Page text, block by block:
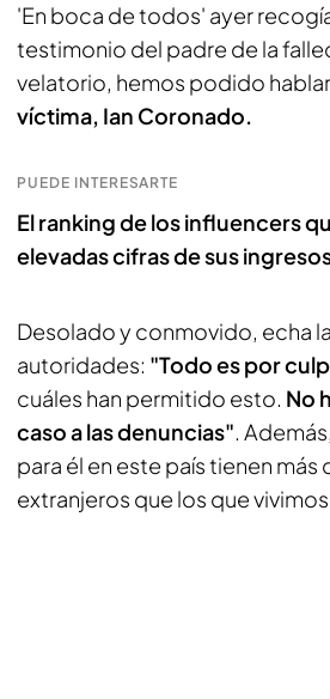
'En boca de todos' ayer
testimonio del padre de la
velatorio, hemos podido
víctima, Ian Coronado.
PUEDE INTERESARTE
El ranking de los influencers
elevadas cifras de sus
Desolado y conmovido, echa
autoridades: "Todo es por
cuáles han permitido esto. No
caso a las denuncias".
para él en este país tienen más
extranjeros que los que vivimos